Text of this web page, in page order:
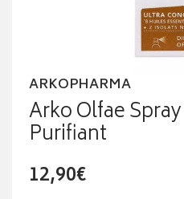
ARKOPHARMA
Arko Olfae
Purifiant
12,90€